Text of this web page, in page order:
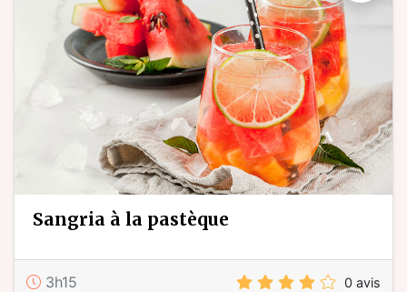
sangria à la pastèque
3h15 0 avis